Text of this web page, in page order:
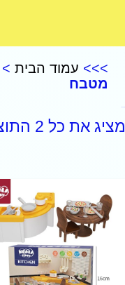
>>> עמוד הבית >
מטבח
מציג את כל 2 התוצאות